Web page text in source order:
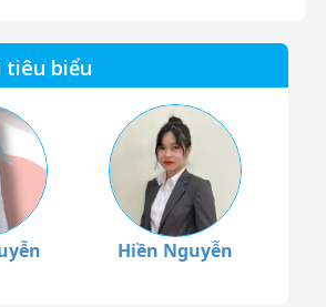
tiêu biểu
Hiền Nguyễn